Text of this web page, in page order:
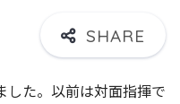
した。以前は対面指揮で